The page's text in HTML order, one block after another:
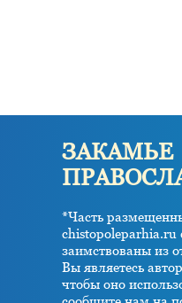
ЗАКАМЬЕ
*Часть
chistopoleparhia.ru
заимствованы из
Вы являетесь
чтобы оно